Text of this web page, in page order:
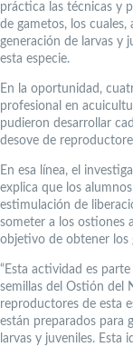
práctica las técnicas y
de gametos, los
generación de larvas y
esta especie.
En la oportunidad,
profesional en
pudieron desarrollar
desove de
En esa línea, el
explica que los
estimulación de
someter a los ostiones
objetivo de obtener los
“Esta actividad es
semillas del Ostión del
reproductores de esta
están preparados para
larvas y juveniles. Esta